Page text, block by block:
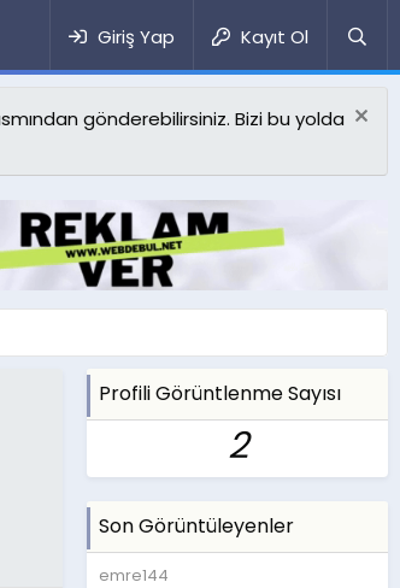
Giriş Yap Kayıt Ol
gönderebilirsiniz. Bizi bu yolda
Profili Görüntlenme Sayısı
2
Son Görüntüleyenler
emre144